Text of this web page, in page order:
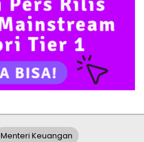
Menteri Keuangan